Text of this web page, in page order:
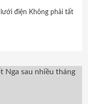
điện Không phải tất